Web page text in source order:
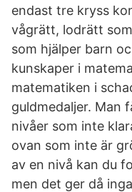
endast tre kryss
vågrätt, lodrätt
som hjälper barn
kunskaper i
matematiken i
guldmedaljer. Man
nivåer som inte
ovan som inte är
av en nivå kan du
men det ger då